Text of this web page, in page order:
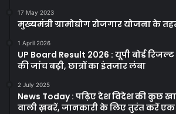
17 May 2023
मुख्यमंत्री ग्रामोद्योग रोजगार योजना के
1 April 2026
UP Board Result 2026 : यूपी बोर्ड
की जांच बढ़ी, छात्रों का इंतजार लंबा
2 July 2025
News Today : पढ़िए देश विदेश की कुछ
वाली ख़बरें, जानकारी के लिए तुरंत करें